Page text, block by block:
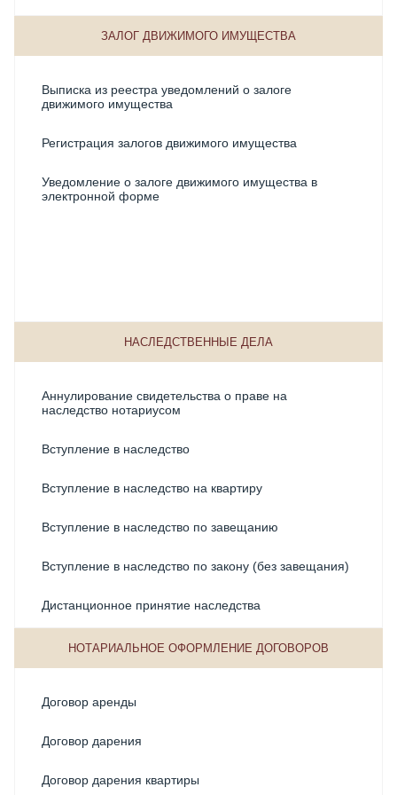
Хранение документов
ЗАЛОГ ДВИЖИМОГО ИМУЩЕСТВА
Выписка из реестра уведомлений о залоге
движимого имущества
Регистрация залогов движимого имущества
Уведомление о залоге движимого имущества в
электронной форме
НАСЛЕДСТВЕННЫЕ ДЕЛА
Аннулирование свидетельства о праве на
наследство нотариусом
Вступление в наследство
Вступление в наследство на квартиру
Вступление в наследство по завещанию
Вступление в наследство по закону (без завещания)
Дистанционное принятие наследства
Договор доверительного управления у нотариуса
НОТАРИАЛЬНОЕ ОФОРМЛЕНИЕ ДОГОВОРОВ
Договор аренды
Договор дарения
Договор дарения квартиры